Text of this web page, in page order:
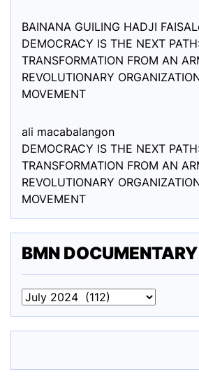
BAINANA GUILING HADJI FAISAL
DEMOCRACY IS THE NEXT
TRANSFORMATION FROM AN
REVOLUTIONARY
MOVEMENT
ali macabalangon
DEMOCRACY IS THE NEXT
TRANSFORMATION FROM AN
REVOLUTIONARY
MOVEMENT
BMN
BMN